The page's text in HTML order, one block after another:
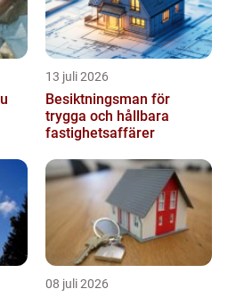
13 juli 2026
Besiktningsman för
trygga och hållbara
fastighetsaffärer
08 juli 2026